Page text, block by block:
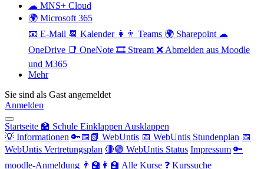
☁ MNS+ Cloud
🌍 Microsoft 365
📧 E-Mail 📆 Kalender 👩👨 Teams 🌍 Sharepoint ☁
OneDrive 📑 OneNote 🎞 Stream ❌ Abmelden aus Moodle
und M365
Mehr
Sie sind als Gast angemeldet
Anmelden
Startseite 🏫 Schule Einklappen Ausklappen
💡 Informationen 🔑📅📗 WebUntis 📅 WebUntis Stundenplan 📅
WebUntis Vertretungsplan 🔴🟢 WebUntis Status Impressum 🔑
moodle-Anmeldung 👨‍🏫👩‍🏫 Alle Kurse ❓ Kurssuche